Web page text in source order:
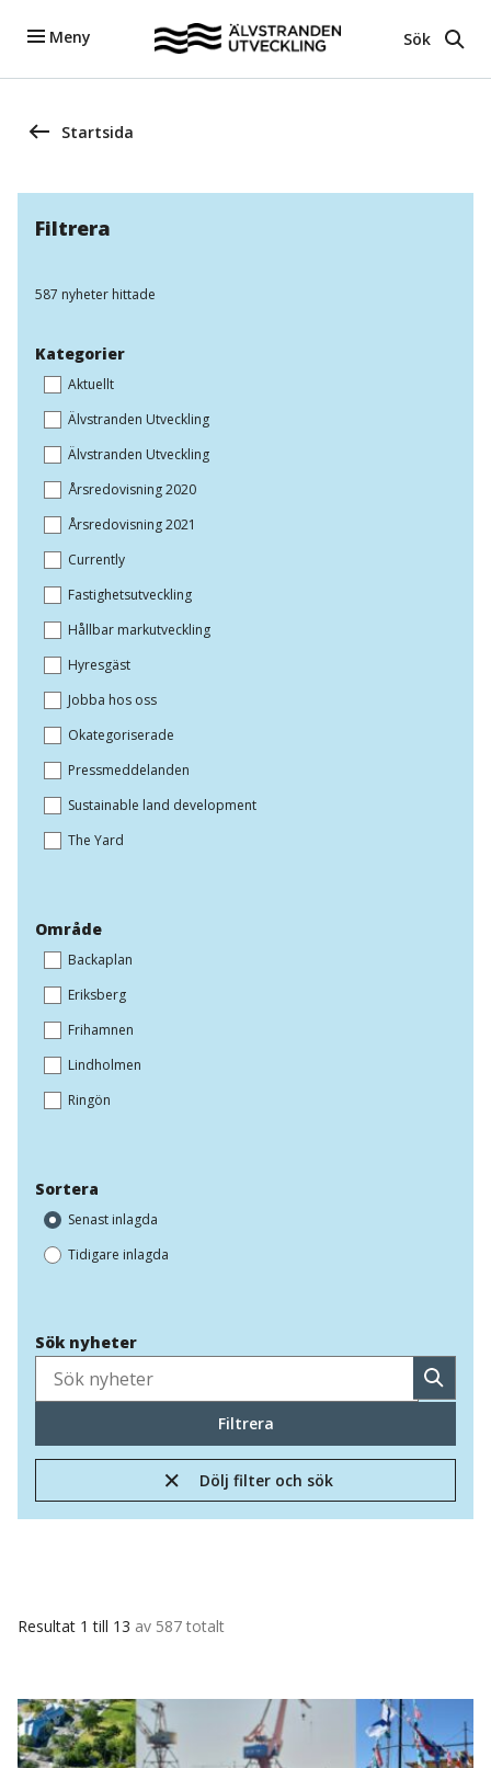
Meny Sök
Startsida
Filtrera
587 nyheter hittade
Kategorier
Aktuellt
Älvstranden Utveckling
Älvstranden Utveckling
Årsredovisning 2020
Årsredovisning 2021
Currently
Fastighetsutveckling
Hållbar markutveckling
Hyresgäst
Jobba hos oss
Okategoriserade
Pressmeddelanden
Sustainable land development
The Yard
Område
Backaplan
Eriksberg
Frihamnen
Lindholmen
Ringön
Sortera
Senast inlagda
Tidigare inlagda
Sök nyheter
Sök
Filtrera
Dölj filter och sök
Resultat 1 till 13 av 587 totalt